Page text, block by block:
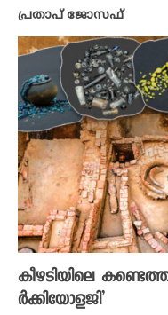
പ്രതാപ് ജോസഫ്
കീഴടിയിലെ
ർക്കിയോളജി’